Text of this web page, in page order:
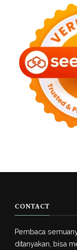
CONTACT
Pembaca
ditanyakan, bisa